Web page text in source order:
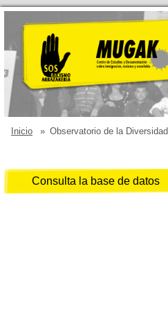
Inicio » Observatorio de la Diversidad
Consulta la base de datos